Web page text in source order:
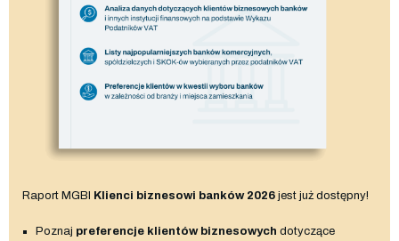
Raport MGBI Klienci biznesowi banków 2026 jest już dostępny!
Poznaj preferencje klientów biznesowych dotyczące